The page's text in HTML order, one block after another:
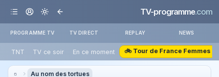
TV-programme.com
PROGRAMME TV TV DIRECT REPLAY NEWS
TNT TV ce soir En ce moment 🚲 Tour de France Femmes
Au nom des tortues